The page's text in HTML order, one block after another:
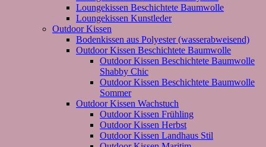
Loungekissen Beschichtete Baumwolle
Loungekissen Kunstleder
Outdoor Kissen
Bodenkissen aus Polyester (wasserabweisend)
Outdoor Kissen Beschichtete Baumwolle
Outdoor Kissen Beschichtete Baumwolle
Shabby Chic
Outdoor Kissen Beschichtete Baumwolle
Sommer
Outdoor Kissen Wachstuch
Outdoor Kissen Frühling
Outdoor Kissen Herbst
Outdoor Kissen Landhaus Stil